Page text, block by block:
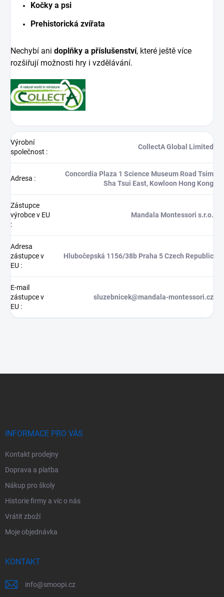
Kočky a psi
Prehistorická zvířata
Nechybí ani doplňky a příslušenství, které ještě více
rozšiřují možnosti hry i vzdělávání.
Výrobní
společnost :
CollectA Global Limited
Adresa :
Concordia Plaza 1 Science Museum Road Tsim
Sha Tsui East, Kowloon Hong Kong
Zástupce
výrobce v EU
:
Mandala Montessori s.r.o.
Adresa
zástupce v
EU :
Hlubočepská 1156/38b Praha 5 Czech Republic
E-mail
zástupce v
EU :
sluzebnicek@mandala-montessori.cz
INFORMACE PRO VÁS
Kontakt prodejny
Doprava a platba
Nákup pro školy
Historie firmy a víc o nás
Vrátit zboží
Moje objednávka
KONTAKT
info@smoopi.cz